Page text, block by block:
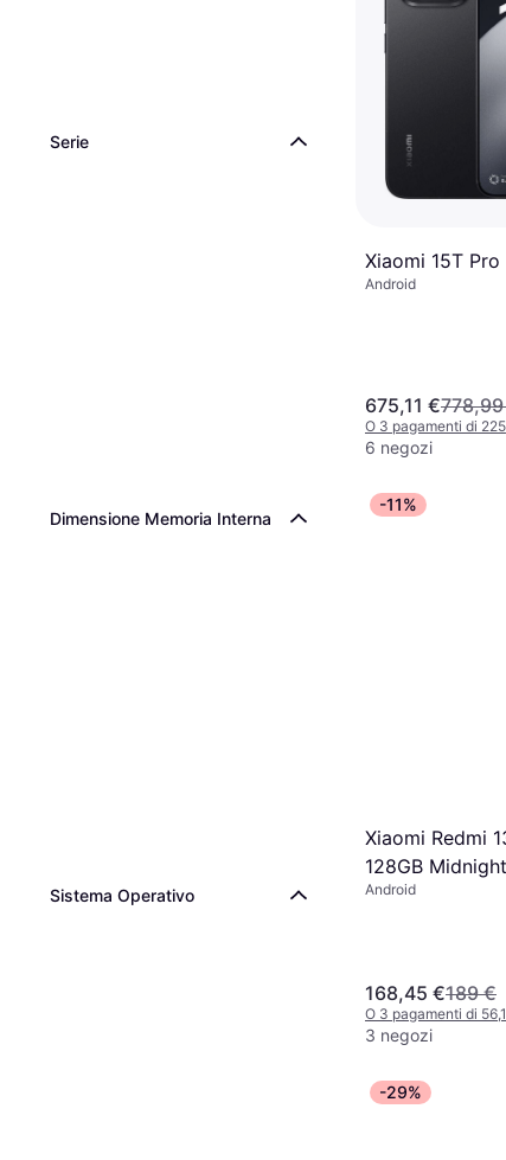
Serie
Dimensione Memoria Interna
Sistema Operativo
Xiaomi 15T Pro
Android
675,11 €
O 3 pagamenti di
6 negozi
-11%
Xiaomi Redmi
128GB
Android
168,45 €189 €
O 3 pagamenti di
3 negozi
-29%